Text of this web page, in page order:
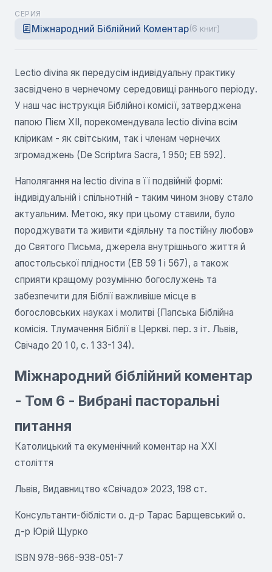
СЕРИЯ
Міжнародний Біблійний Коментар(6 книг)
Lectio divina як передусім індивідуальну практику
засвідчено в чернечому середовищі раннього періоду.
У наш час інструкція Біблійної комісії, затверджена
папою Пієм ХІІ, порекомендувала lectio divina всім
клірикам - як світським, так і членам чернечих
згромаджень (De Scriptиra Sacra, 1 950; ЕВ 592).
Наполягання на lectio divina в її подвійній формі:
індивідуальній і спільнотній - таким чином знову стало
актуальним. Метою, яку при цьому ставили, було
породжувати та живити «діяльну та постійну любов»
до Святого Письма, джерела внутрішнього життя й
апостольської плідности (ЕВ 59 1 і 567), а також
сприяти кращому розумінню богослужень та
забезпечити для Біблії важливіше місце в
богословських науках і молитві (Папська Біблійна
комісія. Тлумачення Біблії в Церкві. пер. з іт. Львів,
Свічадо 20 1 0, с. 1 33-1 34).
Міжнародний біблійний коментар
- Том 6 - Вибрані пасторальні
питання
Католицький та екуменічний коментар на XXI
століття
Львів, Видавництво «Свічадо» 2023, 198 ст.
Консультанти-біблісти о. д-р Тарас Барщевський о.
д-р Юрій Щурко
ISBN 978-966-938-051-7